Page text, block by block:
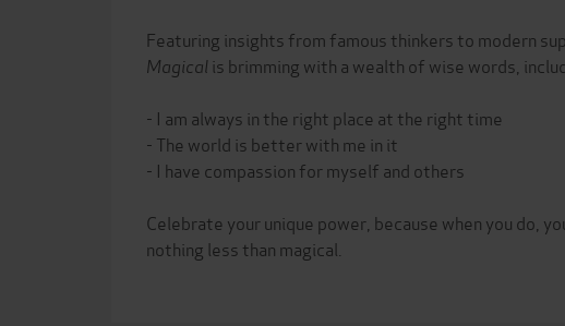
Featuring insights from famous thinkers to modern
Magicalis brimming with a wealth of wise words,
- I am always in the right place at the right time
- The world is better with me in it
- I have compassion for myself and others
Celebrate your unique power, because when you do,
nothing less than magical.